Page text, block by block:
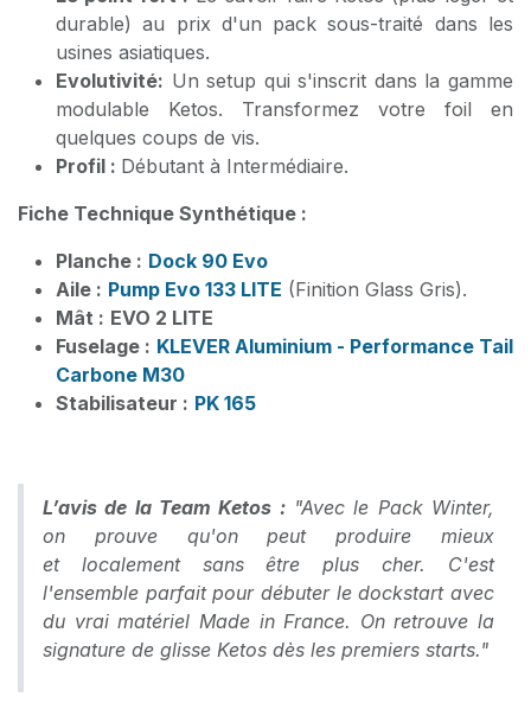
durable) au prix d'un pack sous-traité dans les
usines asiatiques.
Evolutivité: Un setup qui s'inscrit dans la gamme
modulable Ketos. Transformez votre foil en
quelques coups de vis.
Profil : Débutant à Intermédiaire.
Fiche Technique Synthétique :
Planche : Dock 90 Evo
Aile : Pump Evo 133 LITE (Finition Glass Gris).
Mât : EVO 2 LITE
Fuselage : KLEVER Aluminium - Performance Tail
Carbone M30
Stabilisateur : PK 165
L’avis de la Team Ketos :"Avec le Pack Winter,
on prouve qu'on peut produire mieux
et localement sans être plus cher. C'est
l'ensemble parfait pour débuter le dockstart avec
du vrai matériel Made in France. On retrouve la
signature de glisse Ketos dès les premiers starts."